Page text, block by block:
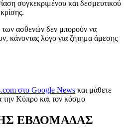
συγκεκριμένου και δεσμευτικού
των ασθενών δεν μπορούν να
κάνοντας λόγο για ζήτημα άμεσης
στο Google News και μάθετε
την Κύπρο και τον κόσμο
ΕΒΔΟΜΑΔΑΣ